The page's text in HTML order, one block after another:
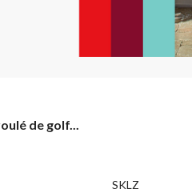
de golf...
SKLZ